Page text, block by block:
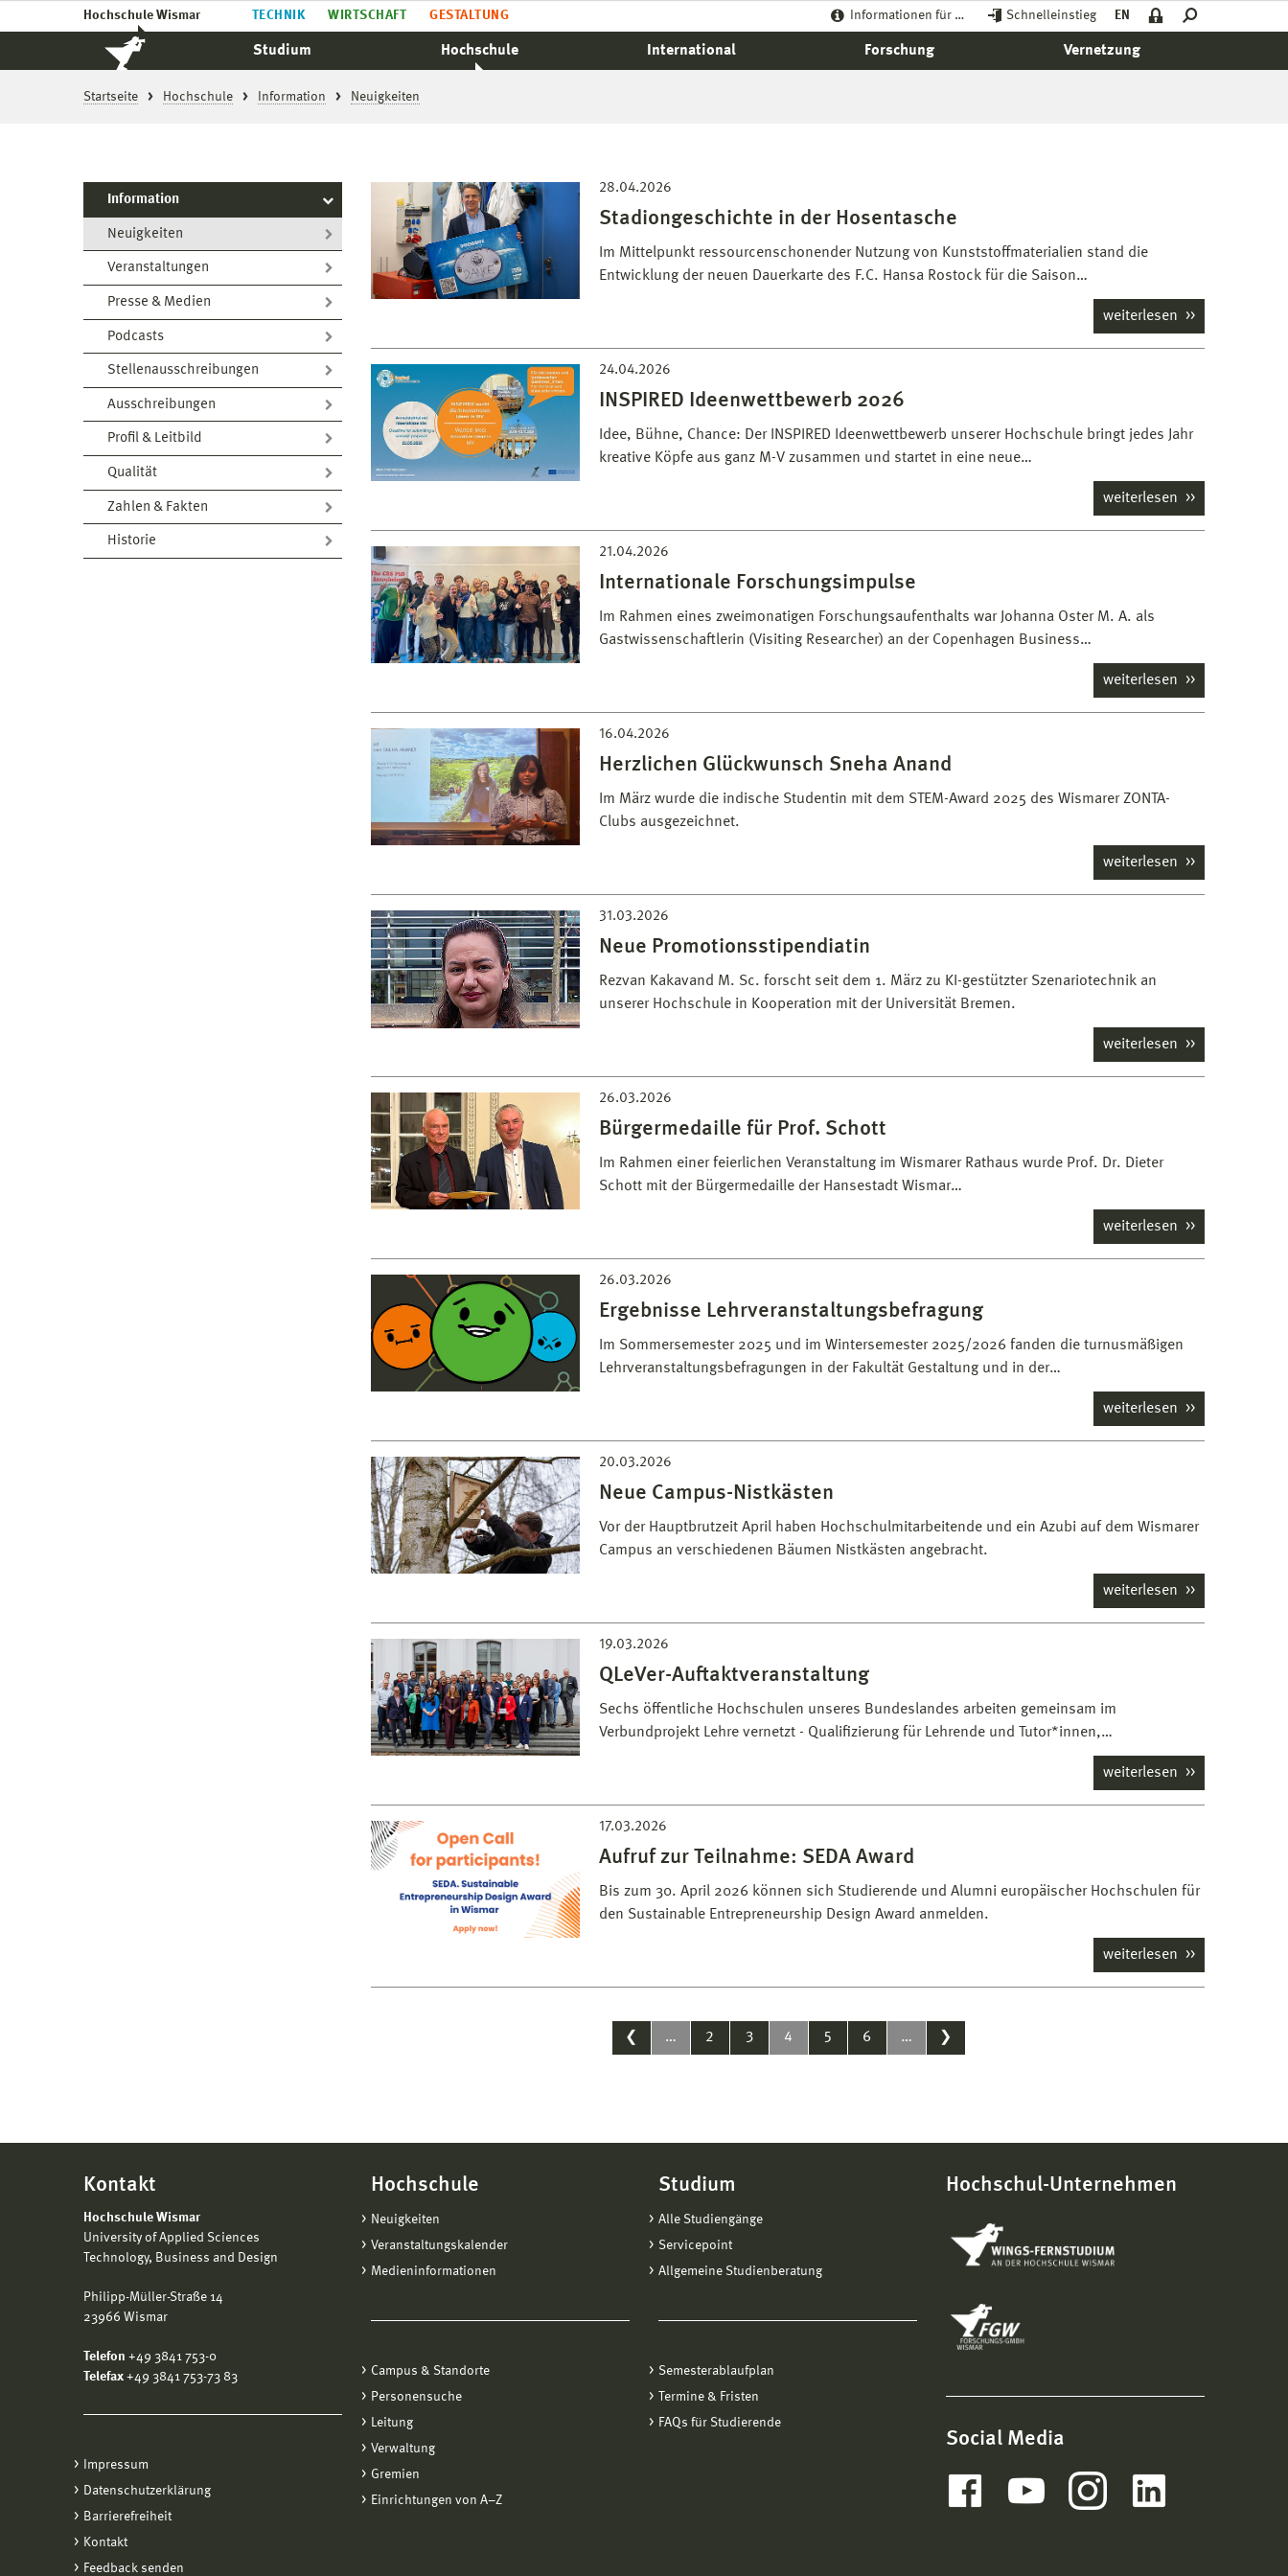
Hochschule Wismar TECHNIK WIRTSCHAFT GESTALTUNG Informationen für … Schnelleinstieg EN
Studium Hochschule International Forschung Vernetzung
Startseite Hochschule Information Neuigkeiten
Information
Neuigkeiten
Veranstaltungen
Presse & Medien
Podcasts
Stellenausschreibungen
Ausschreibungen
Profil & Leitbild
Qualität
Zahlen & Fakten
Historie
28.04.2026
Stadiongeschichte in der Hosentasche
Im Mittelpunkt ressourcenschonender Nutzung von Kunststoffmaterialien stand die
Entwicklung der neuen Dauerkarte des F.C. Hansa Rostock für die Saison…
weiterlesen
24.04.2026
INSPIRED Ideenwettbewerb 2026
Idee, Bühne, Chance: Der INSPIRED Ideenwettbewerb unserer Hochschule bringt jedes Jahr
kreative Köpfe aus ganz M-V zusammen und startet in eine neue…
weiterlesen
21.04.2026
Internationale Forschungsimpulse
Im Rahmen eines zweimonatigen Forschungsaufenthalts war Johanna Oster M. A. als
Gastwissenschaftlerin (Visiting Researcher) an der Copenhagen Business…
weiterlesen
16.04.2026
Herzlichen Glückwunsch Sneha Anand
Im März wurde die indische Studentin mit dem STEM-Award 2025 des Wismarer ZONTA-
Clubs ausgezeichnet.
weiterlesen
31.03.2026
Neue Promotionsstipendiatin
Rezvan Kakavand M. Sc. forscht seit dem 1. März zu KI-gestützter Szenariotechnik an
unserer Hochschule in Kooperation mit der Universität Bremen.
weiterlesen
26.03.2026
Bürgermedaille für Prof. Schott
Im Rahmen einer feierlichen Veranstaltung im Wismarer Rathaus wurde Prof. Dr. Dieter
Schott mit der Bürgermedaille der Hansestadt Wismar…
weiterlesen
26.03.2026
Ergebnisse Lehrveranstaltungsbefragung
Im Sommersemester 2025 und im Wintersemester 2025/2026 fanden die turnusmäßigen
Lehrveranstaltungsbefragungen in der Fakultät Gestaltung und in der…
weiterlesen
20.03.2026
Neue Campus-Nistkästen
Vor der Hauptbrutzeit April haben Hochschulmitarbeitende und ein Azubi auf dem Wismarer
Campus an verschiedenen Bäumen Nistkästen angebracht.
weiterlesen
19.03.2026
QLeVer-Auftaktveranstaltung
Sechs öffentliche Hochschulen unseres Bundeslandes arbeiten gemeinsam im
Verbundprojekt Lehre vernetzt - Qualifizierung für Lehrende und Tutor*innen,…
weiterlesen
17.03.2026
Aufruf zur Teilnahme: SEDA Award
Bis zum 30. April 2026 können sich Studierende und Alumni europäischer Hochschulen für
den Sustainable Entrepreneurship Design Award anmelden.
weiterlesen
❮ … 2 3 4 5 6 … ❯
Kontakt
Hochschule Wismar
University of Applied Sciences
Technology, Business and Design
Philipp-Müller-Straße 14
23966 Wismar
Telefon +49 3841 753-0
Telefax +49 3841 753-73 83
Impressum
Datenschutzerklärung
Barrierefreiheit
Kontakt
Feedback senden
Hochschule
Neuigkeiten
Veranstaltungskalender
Medieninformationen
Campus & Standorte
Personensuche
Leitung
Verwaltung
Gremien
Einrichtungen von A−Z
Studium
Alle Studiengänge
Servicepoint
Allgemeine Studienberatung
Semesterablaufplan
Termine & Fristen
FAQs für Studierende
Hochschul-Unternehmen
Social Media